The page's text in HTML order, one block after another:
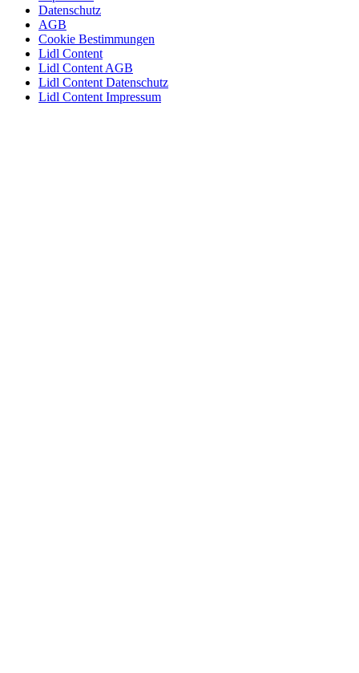
Datenschutz
AGB
Cookie Bestimmungen
Lidl Content
Lidl Content AGB
Lidl Content Datenschutz
Lidl Content Impressum